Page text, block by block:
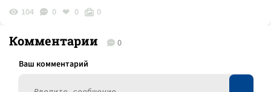
104 0 0 0
Комментарии 0